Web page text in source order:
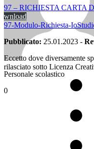
Personale scolastico
0
97 – RICHIESTA CARTA
wnload
97-Modulo-Richiesta-
Pubblicato: 25.01.2023 -
Eccetto dove diversamente
rilasciato sotto Licenza